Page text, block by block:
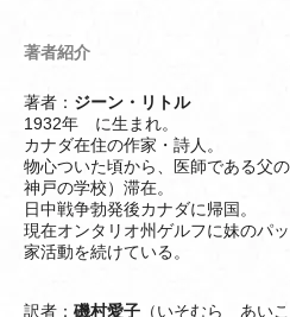
著者紹介
著者： ジーン・リトル
1932年 に生まれ。
カナダ在住の作家・詩人。
物心ついた頃から、医師である父
神戸の学校）滞在。
日中戦争勃発後カナダに帰国。
現在オンタリオ州ゲルフに妹のパ
家活動を続けている。
訳者： 磯村愛子 （いそむら あいこ